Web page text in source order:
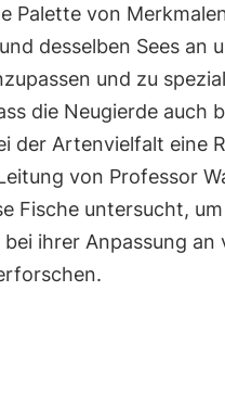
Palette von
desselben Sees an
und zu
die Neugierde auch
der Artenvielfalt eine
von Professor
Fische untersucht,
ihrer Anpassung an